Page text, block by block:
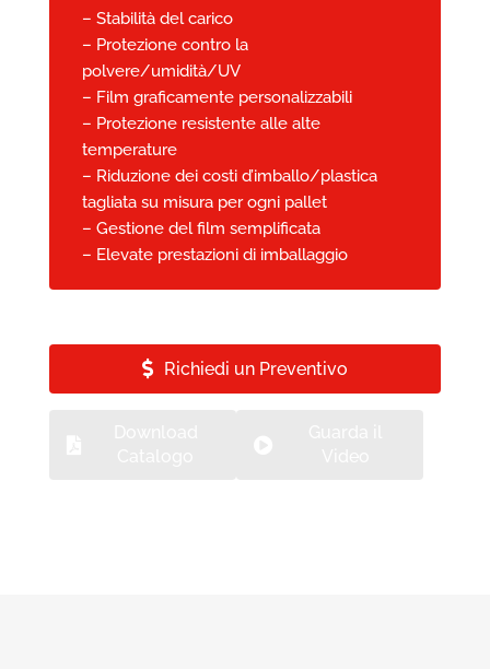
– Stabilità del carico
– Protezione contro la
polvere/umidità/UV
– Film graficamente personalizzabili
– Protezione resistente alle alte
temperature
– Riduzione dei costi d’imballo/plastica
tagliata su misura per ogni pallet
– Gestione del film semplificata
– Elevate prestazioni di imballaggio
Richiedi un Preventivo